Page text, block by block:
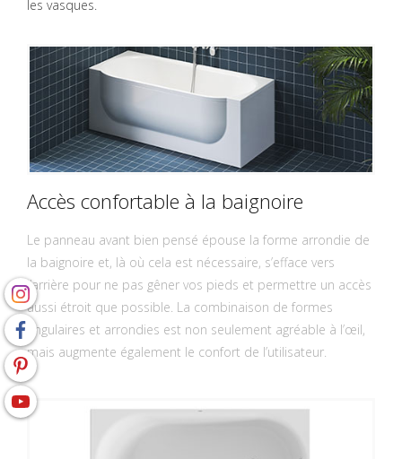
les vasques.
Accès confortable à la baignoire
Le panneau avant bien pensé épouse la forme arrondie de
la baignoire et, là où cela est nécessaire, s’efface vers
l’arrière pour ne pas gêner vos pieds et permettre un accès
aussi étroit que possible. La combinaison de formes
angulaires et arrondies est non seulement agréable à l’œil,
mais augmente également le confort de l’utilisateur.